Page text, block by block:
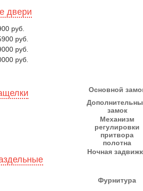
двери
руб.
руб.
руб.
руб.
Основной
замок
Механизм
регулировки
притвора
полотна
Ночная
Фурнитура